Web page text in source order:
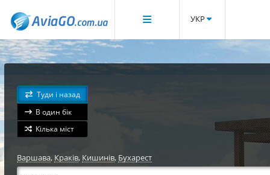
УКР
Туди і назад
В один бік
Кілька міст
Варшава,Краків,Кишинів,Бухарест